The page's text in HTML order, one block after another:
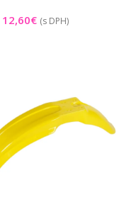
12,60€ (s DPH)